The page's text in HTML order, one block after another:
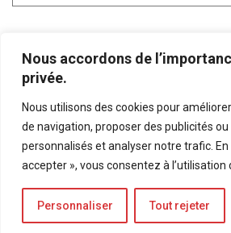
Nous accordons de
privée.
Nous utilisons des cookies pour
de navigation, proposer des publicités
personnalisés et analyser notre trafic.
accepter », vous consentez à l’utilisation
Personnaliser Tout rejeter
Mentions légales Politique de
Bluesky
LinkedIn
Twitter
© Forces Operations Blog - 2022